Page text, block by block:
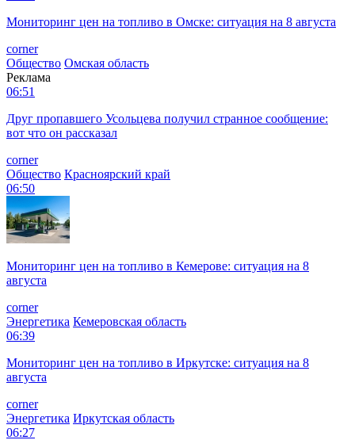
Мониторинг цен на топливо в Омске: ситуация на 8 августа
corner
Общество Омская область
Реклама
06:51
Друг пропавшего Усольцева получил странное сообщение:
вот что он рассказал
corner
Общество Красноярский край
06:50
Мониторинг цен на топливо в Кемерове: ситуация на 8
августа
corner
Энергетика Кемеровская область
06:39
Мониторинг цен на топливо в Иркутске: ситуация на 8
августа
corner
Энергетика Иркутская область
06:27